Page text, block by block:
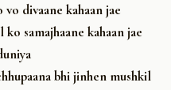
divaane kahaan jae
samajhaane kahaan jae
bhi jinhen mushkil